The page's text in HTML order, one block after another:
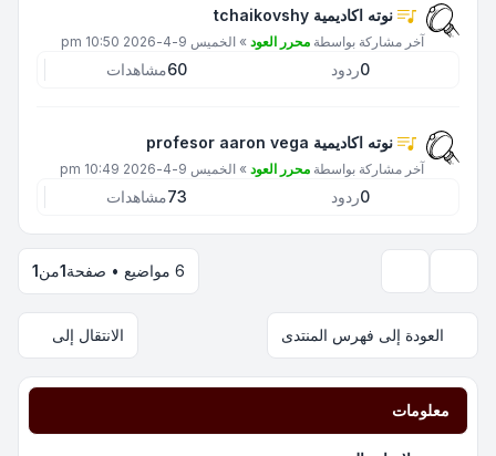
نوته اكاديمية tchaikovshy
آخر مشاركة بواسطة محرر العود » الخميس 9-4-2026 10:50 pm
0ردود 60مشاهدات
نوته اكاديمية profesor aaron vega
آخر مشاركة بواسطة محرر العود » الخميس 9-4-2026 10:49 pm
0ردود 73مشاهدات
6 مواضيع • صفحة 1من1
العودة إلى فهرس المنتدى الانتقال إلى
معلومات